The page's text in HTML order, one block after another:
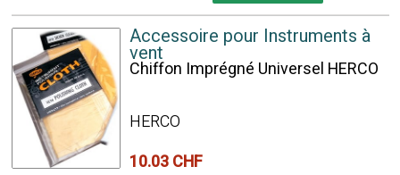
Accessoire pour Instruments à
vent
Chiffon Imprégné Universel HERCO
HERCO
10.03 CHF